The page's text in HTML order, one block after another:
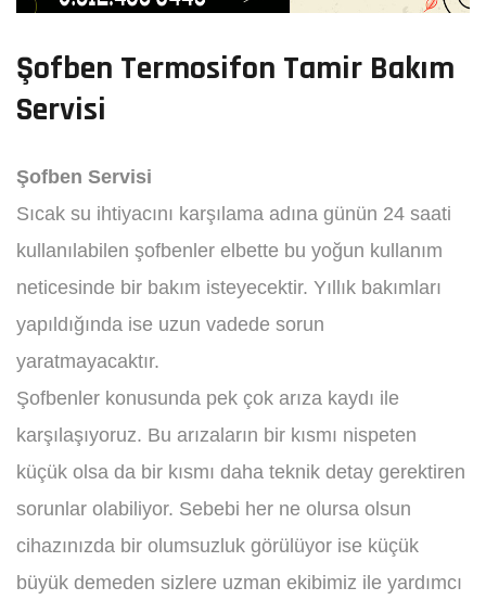
Şofben Termosifon Tamir Bakım
Servisi
Şofben Servisi
Sıcak su ihtiyacını karşılama adına günün 24 saati
kullanılabilen şofbenler elbette bu yoğun kullanım
neticesinde bir bakım isteyecektir. Yıllık bakımları
yapıldığında ise uzun vadede sorun
yaratmayacaktır.
Şofbenler konusunda pek çok arıza kaydı ile
karşılaşıyoruz. Bu arızaların bir kısmı nispeten
küçük olsa da bir kısmı daha teknik detay gerektiren
sorunlar olabiliyor. Sebebi her ne olursa olsun
cihazınızda bir olumsuzluk görülüyor ise küçük
büyük demeden sizlere uzman ekibimiz ile yardımcı